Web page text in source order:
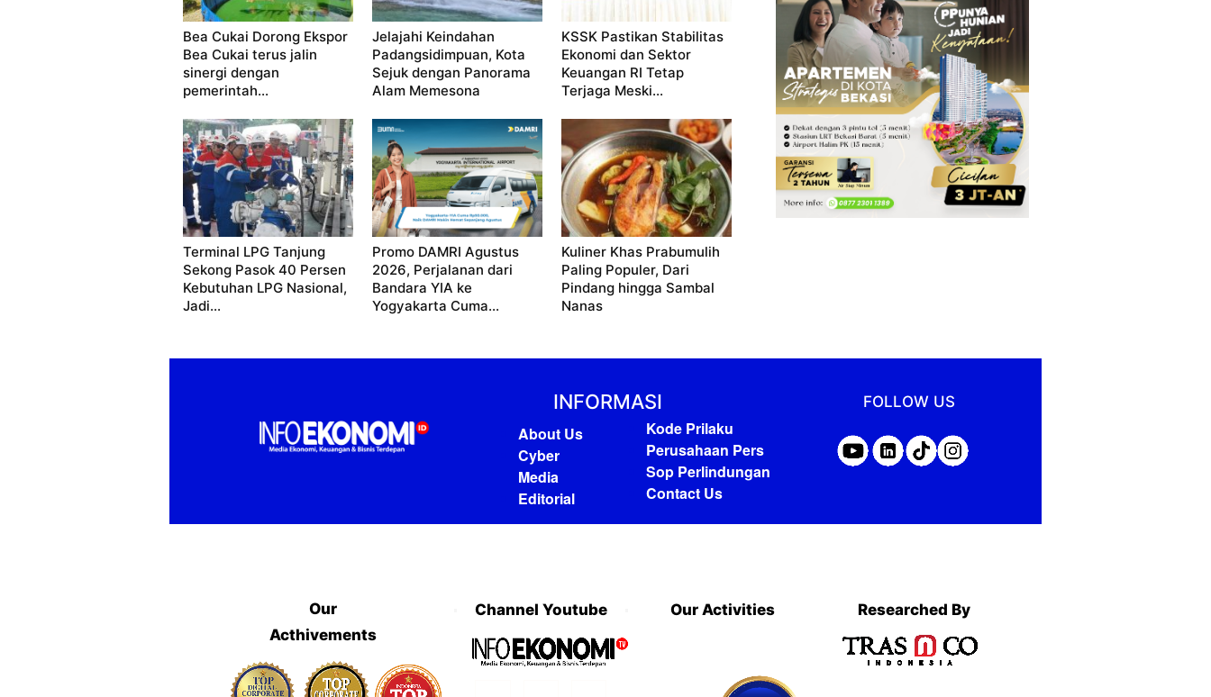
Bea Cukai Dorong Ekspor
Bea Cukai terus jalin
sinergi dengan
pemerintah...
Jelajahi Keindahan
Padangsidimpuan, Kota
Sejuk dengan Panorama
Alam Memesona
KSSK Pastikan Stabilitas
Ekonomi dan Sektor
Keuangan RI Tetap
Terjaga Meski...
Terminal LPG Tanjung
Sekong Pasok 40 Persen
Kebutuhan LPG Nasional,
Jadi...
Promo DAMRI Agustus
2026, Perjalanan dari
Bandara YIA ke
Yogyakarta Cuma...
Kuliner Khas Prabumulih
Paling Populer, Dari
Pindang hingga Sambal
Nanas
INFORMASI
About Us
Cyber
Media
Editorial
Kode Prilaku
Perusahaan Pers
Sop Perlindungan
Contact Us
FOLLOW US
Our
Acthivements
Channel Youtube Our Activities Researched By